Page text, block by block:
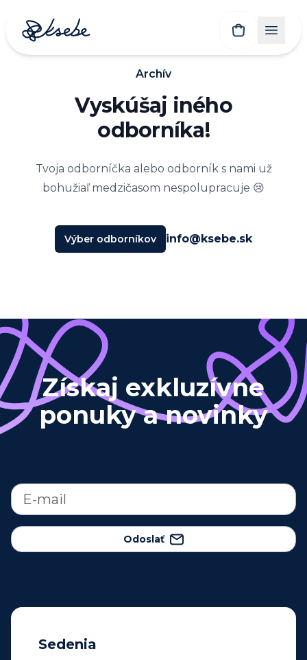
Archív
Vyskúšaj iného
odborníka!
Tvoja odborníčka alebo odborník s nami už
bohužiaľ medzičasom nespolupracuje 😢
Výber odborníkov info@ksebe.sk
Získaj exkluzívne
ponuky a novinky
Odoslať
Sedenia